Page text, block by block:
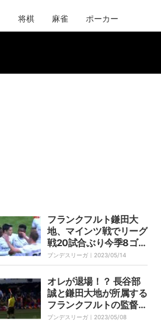
将棋 麻雀 ポーカー
フランクフルト鎌田大
地、マインツ戦でリーグ
戦20試合ぶり今季8ゴー
ル目をマーク！ ボック
ス内で倒されてPKを獲
得、ゴール右隅を狙いG
Kの手をかすめてゴール
ネットを揺らす
ブンデスリーガ｜ 2023/05/14
オレが退場！？ 長谷部
誠と鎌田大地が所属する
フランクフルトの監督に
レッドカード！ ヒジ打
ブンデスリーガ｜ 2023/05/08